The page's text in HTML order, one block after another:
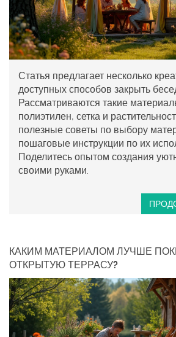
Статья предлагает несколько
доступных способов закрыть
Рассматриваются такие
полиэтилен, сетка и
полезные советы по выбору
пошаговые инструкции по их
Поделитесь опытом создания
своими руками.
КАКИМ МАТЕРИАЛОМ ЛУЧШЕ
ОТКРЫТУЮ ТЕРРАСУ?